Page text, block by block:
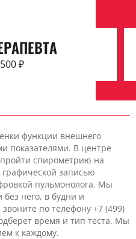
₽
функции внешнего
показателями. В центре
спирометрию на
записью
пульмонолога. Мы
него, в будни и
по телефону +7 (499)
время и тип теста. Мы
к каждому.